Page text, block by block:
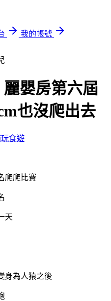
我的帳號
麗嬰房第六屆
也沒爬出去
食遊
爬爬比賽
天
為人猿之後